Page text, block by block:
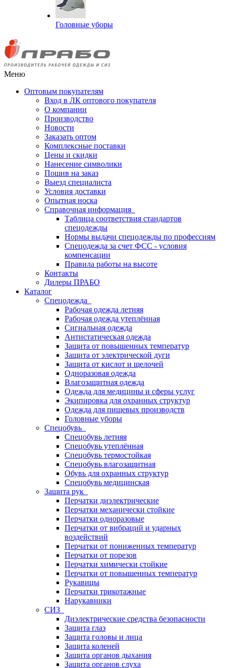
Головные уборы
Меню
Оптовым покупателям
Вход в ЛК оптового покупателя
О компании
Производство
Новости
Заказать оптом
Комплексные поставки
Цены и скидки
Нанесение символики
Пошив на заказ
Выезд специалиста
Условия доставки
Опытная носка
Справочная информация
Таблица соответствия стандартов
спецодежды
Нормы выдачи спецодежды по профессиям
Спецодежда за счет ФСС - условия
компенсации
Правила работы на высоте
Контакты
Дилеры ПРАБО
Каталог
Спецодежда
Рабочая одежда летняя
Рабочая одежда утеплённая
Сигнальная одежда
Антистатическая одежда
Защита от повышенных температур
Защита от электрической дуги
Защита от кислот и щелочей
Одноразовая одежда
Влагозащитная одежда
Одежда для медицины и сферы услуг
Экипировка для охранных структур
Одежда для пищевых производств
Головные уборы
Спецобувь
Спецобувь летняя
Спецобувь утеплённая
Спецобувь термостойкая
Спецобувь влагозащитная
Обувь для охранных структур
Спецобувь медицинская
Защита рук
Перчатки диэлектрические
Перчатки механически стойкие
Перчатки одноразовые
Перчатки от вибраций и ударных
воздействий
Перчатки от пониженных температур
Перчатки от порезов
Перчатки химически стойкие
Перчатки от повышенных температур
Рукавицы
Перчатки трикотажные
Нарукавники
СИЗ
Диэлектрические средства безопасности
Защита глаз
Защита головы и лица
Защита коленей
Защита органов дыхания
Защита органов слуха